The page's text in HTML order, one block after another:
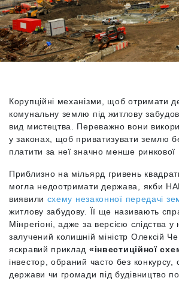
Корупційні механізми, щоб отримати
комунальну землю під житлову
вид мистецтва. Переважно вони
у законах, щоб приватизувати землю
платити за неї значно менше ринкової
Приблизно на мільярд гривень
могла недоотримати держава, якби
виявили схему незаконної передачі
житлову забудову. Її ще називають
Мінрегіоні, адже за версією слідства у
залучений колишній міністр Олексій
яскравий приклад «інвестиційної
інвестор, обраний часто без конкурсу,
держави чи громади під будівництво